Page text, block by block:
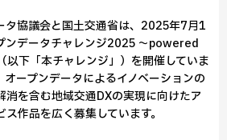
タ協議会と国土交通省は、2025年7月1
ンデータチャレンジ2025 ～powered
下「本チャレンジ」）を開催していま
ープンデータによるイノベーションの
消を含む地域交通DXの実現に向けたア
作品を広く募集しています。